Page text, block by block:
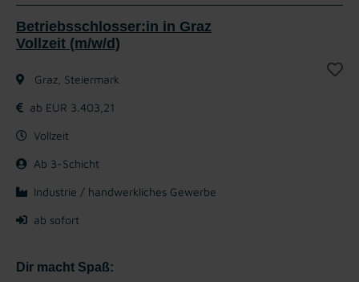
Betriebsschlosser:in in Graz
Vollzeit (m/w/d)
Graz, Steiermark
ab EUR 3.403,21
Vollzeit
Ab 3-Schicht
Industrie / handwerkliches Gewerbe
ab sofort
Dir macht Spaß: